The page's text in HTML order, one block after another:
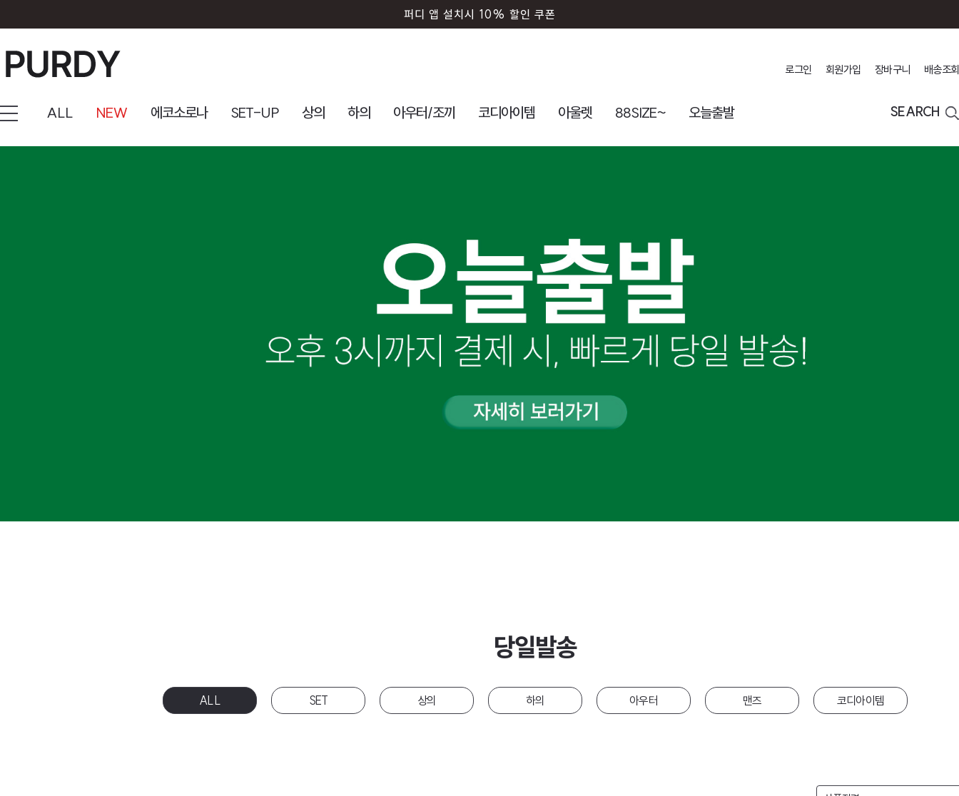
퍼디 앱 설치시 10% 할인 쿠폰
로그인 회원가입 장바구니 배송조회
ALL NEW 에코소로나 SET-UP 상의 하의 아우터/조끼 코디아이템 아울렛 88SIZE~ 오늘출발 SEARCH
당일발송
ALL SET 상의 하의 아우터 맨즈 코디아이템